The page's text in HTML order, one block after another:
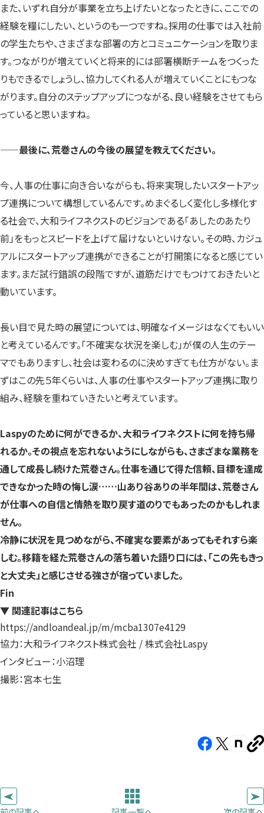
また、いずれ自分が事業を立ち上げたいとなったときに、ここでの
経験を糧にしたい、というのも一つですね。採用の仕事では入社前
の学生たちや、さまざまな部署の方とコミュニケーションを取りま
す。つながりが増えていくと将来的には部署横断チームをつくった
りもできるでしょうし、協力してくれる人が増えていくことにもつな
がります。自分のステップアップにつながる、良い経験をさせてもら
っていると思いますね。
——最後に、荒巻さんの今後の展望を教えてください。
今、人事の仕事に向き合いながらも、将来実現したいスタートアッ
プ連携について構想しているんです。めまぐるしく変化し多様化す
る社会で、大和ライフネクストのビジョンである「あしたのあたり
前」をもっとスピードを上げて届けないといけない。その時、カジュ
アルにスタートアップ連携ができることが打開策になると感じてい
ます。まだ試行錯誤の段階ですが、道筋だけでもつけておきたいと
動いています。
長い目で見た時の展望については、明確なイメージはなくてもいい
と考えているんです。「不確実な状況を楽しむ」が僕の人生のテー
マでもありますし、社会は変わるのに決めすぎても仕方がない。ま
ずはこの先５年くらいは、人事の仕事やスタートアップ連携に取り
組み、経験を重ねていきたいと考えています。
Laspyのために何ができるか、大和ライフネクストに何を持ち帰
れるか。その視点を忘れないようにしながらも、さまざまな業務を
通して成長し続けた荒巻さん。仕事を通じて得た信頼、目標を達成
できなかった時の悔し涙……山あり谷ありの半年間は、荒巻さん
が仕事への自信と情熱を取り戻す道のりでもあったのかもしれま
せん。
冷静に状況を見つめながら、不確実な要素があってもそれすら楽
しむ。移籍を経た荒巻さんの落ち着いた語り口には、「この先もきっ
と大丈夫」と感じさせる強さが宿っていました。
Fin
▼ 関連記事はこちら
https://andloandeal.jp/m/mcba1307e4129
協力：大和ライフネクスト株式会社 / 株式会社Laspy
インタビュー：小沼理
撮影：宮本七生
Facebook（新
X（新 note（新
ー